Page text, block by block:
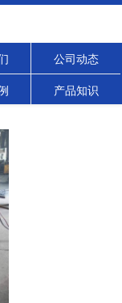
公司动态
产品知识